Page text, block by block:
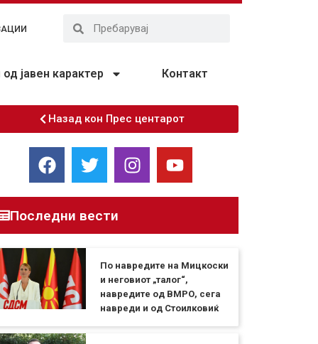
јавен карактер Контакт
Назад кон Прес центарот
Последни вести
По навредите на Мицкоски
и неговиот „талог“,
навредите од ВМРО, сега
навреди и од Стоилковиќ